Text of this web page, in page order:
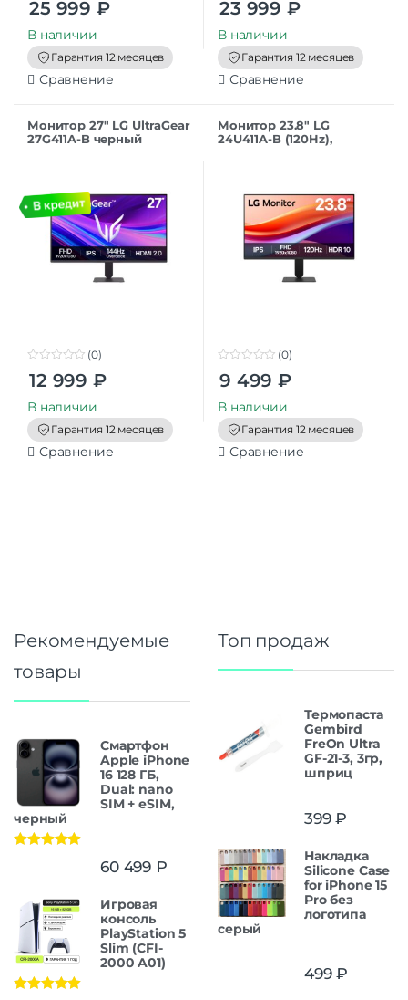
o
t
o
f
5
25 999 ₽
В наличии
Гарантия 12 месяцев
Сравнение
o
t
o
f
5
23 999 ₽
В наличии
Гарантия 12 месяцев
Сравнение
Монитор 27″ LG UltraGear
27G411A-B черный
t
o
f
5
(0)
12 999 ₽
В наличии
Гарантия 12 месяцев
Сравнение
Монитор 23.8″ LG
24U411A-B (120Hz),
o
t
o
f
5
(0)
9 499 ₽
В наличии
Гарантия 12 месяцев
Сравнение
Рекомендуемые
товары
Смартфон
Apple iPhone
16 128 ГБ,
Dual: nano
SIM + eSIM,
черный
60 499 ₽
Игровая
консоль
PlayStation 5
Slim (CFI-
2000 A01)
Топ продаж
Термопаста
Gembird
FreOn Ultra
GF-21-3, 3гр,
шприц
399₽
Накладка
Silicone Case
for iPhone 15
Pro без
логотипа
серый
499₽